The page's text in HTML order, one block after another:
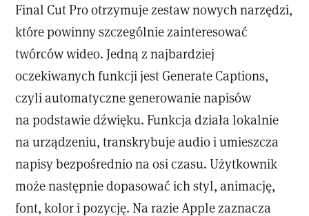
Final Cut Pro otrzymuje zestaw nowych narzędzi,
które powinny szczególnie zainteresować
twórców wideo. Jedną z najbardziej
oczekiwanych funkcji jest Generate Captions,
czyli automatyczne generowanie napisów
na podstawie dźwięku. Funkcja działa lokalnie
na urządzeniu, transkrybuje audio i umieszcza
napisy bezpośrednio na osi czasu. Użytkownik
może następnie dopasować ich styl, animację,
font, kolor i pozycję. Na razie Apple zaznacza